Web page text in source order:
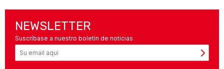
NEWSLETTER
Suscríbase a nuestro boletín de noticias